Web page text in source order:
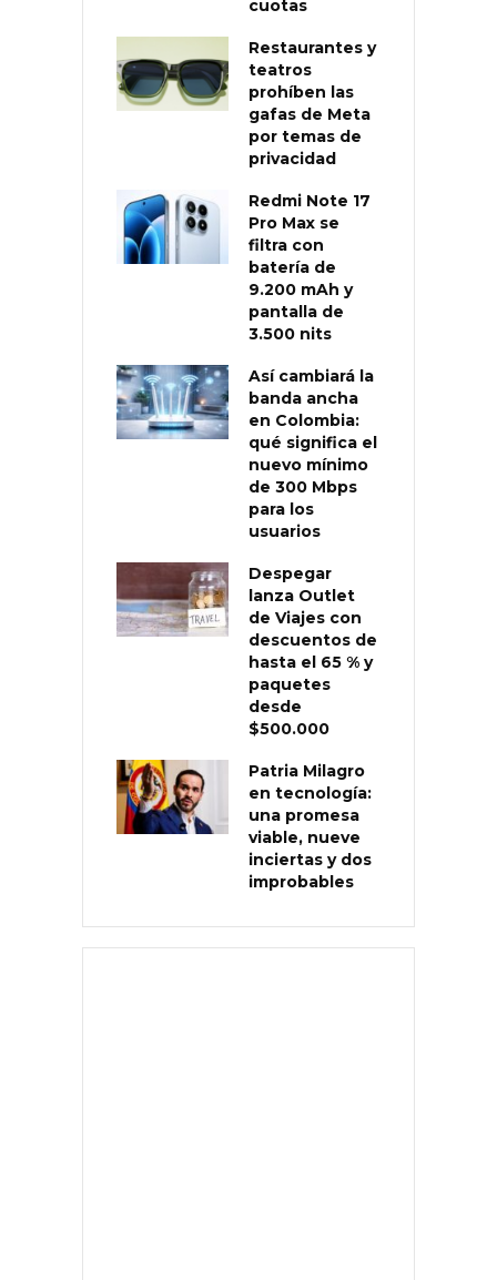
cuotas
Restaurantes y
teatros
prohíben las
gafas de Meta
por temas de
privacidad
Redmi Note 17
Pro Max se
filtra con
batería de
9.200 mAh y
pantalla de
3.500 nits
Así cambiará la
banda ancha
en Colombia:
qué significa el
nuevo mínimo
de 300 Mbps
para los
usuarios
Despegar
lanza Outlet
de Viajes con
descuentos de
hasta el 65 % y
paquetes
desde
$500.000
Patria Milagro
en tecnología:
una promesa
viable, nueve
inciertas y dos
improbables